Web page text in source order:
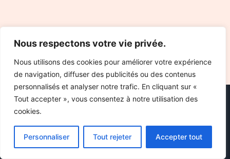
Nous respectons votre vie privée.
Nous utilisons des cookies pour améliorer votre expérience
de navigation, diffuser des publicités ou des contenus
personnalisés et analyser notre trafic. En cliquant sur «
Tout accepter », vous consentez à notre utilisation des
cookies.
Personnaliser Tout rejeter Accepter tout